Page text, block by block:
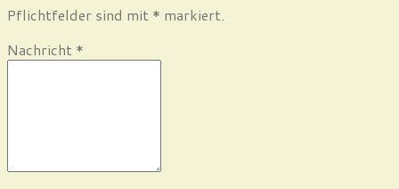
Pflichtfelder sind mit * markiert.
Nachricht *